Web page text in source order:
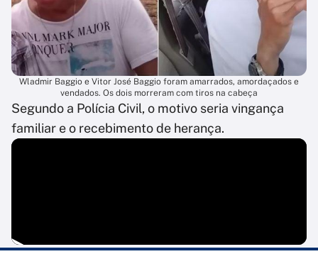
Wladmir Baggio e Vitor José Baggio foram amarrados, amordaçados e
vendados. Os dois morreram com tiros na cabeça
Segundo a Polícia Civil, o motivo seria vingança
familiar e o recebimento de herança.